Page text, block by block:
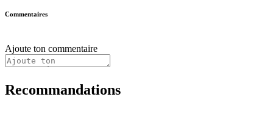
Commentaires
Ajoute ton commentaire
Recommandations